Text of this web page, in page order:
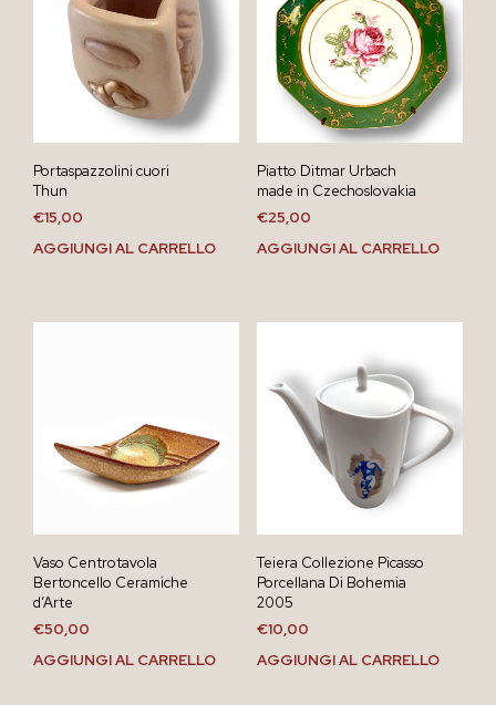
Portaspazzolini cuori
Thun
€15,00
AGGIUNGI AL CARRELLO
Piatto Ditmar Urbach
made in Czechoslovakia
€25,00
AGGIUNGI AL CARRELLO
Vaso Centrotavola
Bertoncello Ceramiche
d’Arte
€50,00
AGGIUNGI AL CARRELLO
Teiera Collezione Picasso
Porcellana Di Bohemia
2005
€10,00
AGGIUNGI AL CARRELLO